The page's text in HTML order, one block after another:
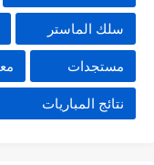
سلك الماستر
مستجدات
نتائج المباريات